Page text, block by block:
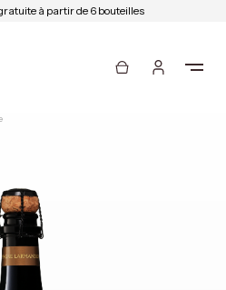
à partir de 6 bouteilles